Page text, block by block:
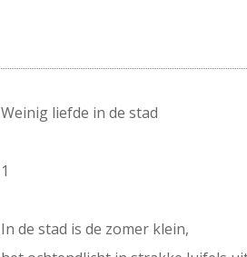
Weinig liefde in de stad
1
In de stad is de zomer klein,